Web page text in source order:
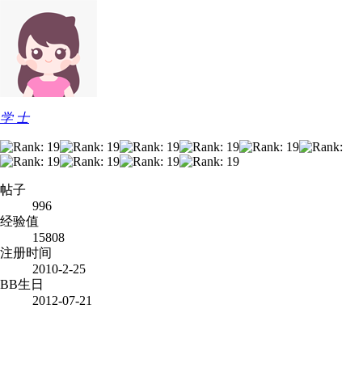
学 士
帖子
996
经验值
15808
注册时间
2010-2-25
BB生日
2012-07-21